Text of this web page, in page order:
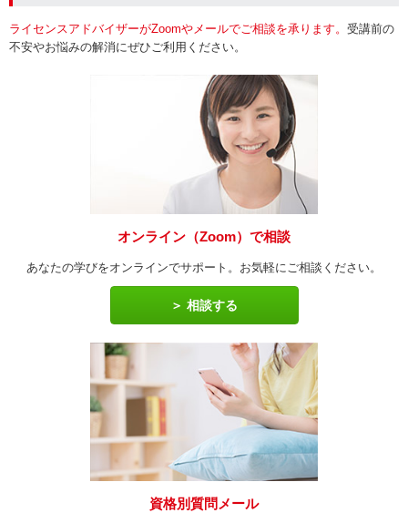
ライセンスアドバイザーがZoomやメールでご相談を承ります。 受講前の
不安やお悩みの解消にぜひご利用ください。
オンライン（Zoom）で相談
あなたの学びをオンラインでサポート。お気軽にご相談ください。
相談する
資格別質問メール